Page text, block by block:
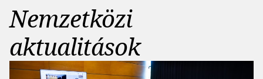
Nemzetközi
aktualitások